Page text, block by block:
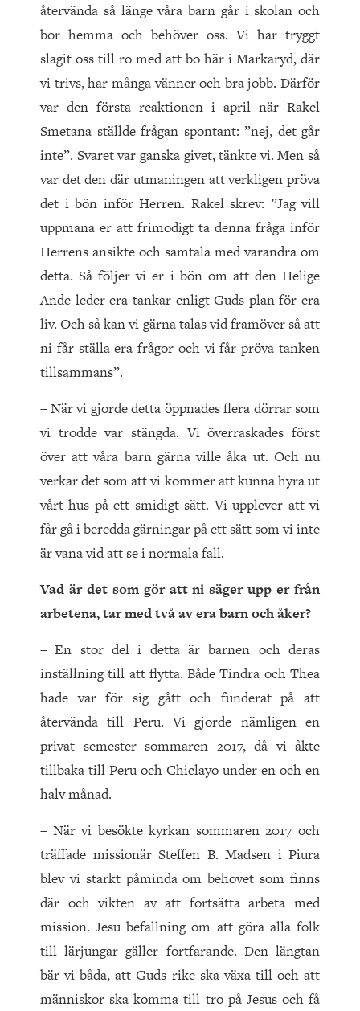
återvända så länge våra barn går i skolan och
bor hemma och behöver oss. Vi har tryggt
slagit oss till ro med att bo här i Markaryd, där
vi trivs, har många vänner och bra jobb. Därför
var den första reaktionen i april när Rakel
Smetana ställde frågan spontant: ”nej, det går
inte”. Svaret var ganska givet, tänkte vi. Men så
var det den där utmaningen att verkligen pröva
det i bön inför Herren. Rakel skrev: ”Jag vill
uppmana er att frimodigt ta denna fråga inför
Herrens ansikte och samtala med varandra om
detta. Så följer vi er i bön om att den Helige
Ande leder era tankar enligt Guds plan för era
liv. Och så kan vi gärna talas vid framöver så att
ni får ställa era frågor och vi får pröva tanken
tillsammans”.
– När vi gjorde detta öppnades flera dörrar som
vi trodde var stängda. Vi överraskades först
över att våra barn gärna ville åka ut. Och nu
verkar det som att vi kommer att kunna hyra ut
vårt hus på ett smidigt sätt. Vi upplever att vi
får gå i beredda gärningar på ett sätt som vi inte
är vana vid att se i normala fall.
Vad är det som gör att ni säger upp er från
arbetena, tar med två av era barn och åker?
– En stor del i detta är barnen och deras
inställning till att flytta. Både Tindra och Thea
hade var för sig gått och funderat på att
återvända till Peru. Vi gjorde nämligen en
privat semester sommaren 2017, då vi åkte
tillbaka till Peru och Chiclayo under en och en
halv månad.
– När vi besökte kyrkan sommaren 2017 och
träffade missionär Steffen B. Madsen i Piura
blev vi starkt påminda om behovet som finns
där och vikten av att fortsätta arbeta med
mission. Jesu befallning om att göra alla folk
till lärjungar gäller fortfarande. Den längtan
bär vi båda, att Guds rike ska växa till och att
människor ska komma till tro på Jesus och få